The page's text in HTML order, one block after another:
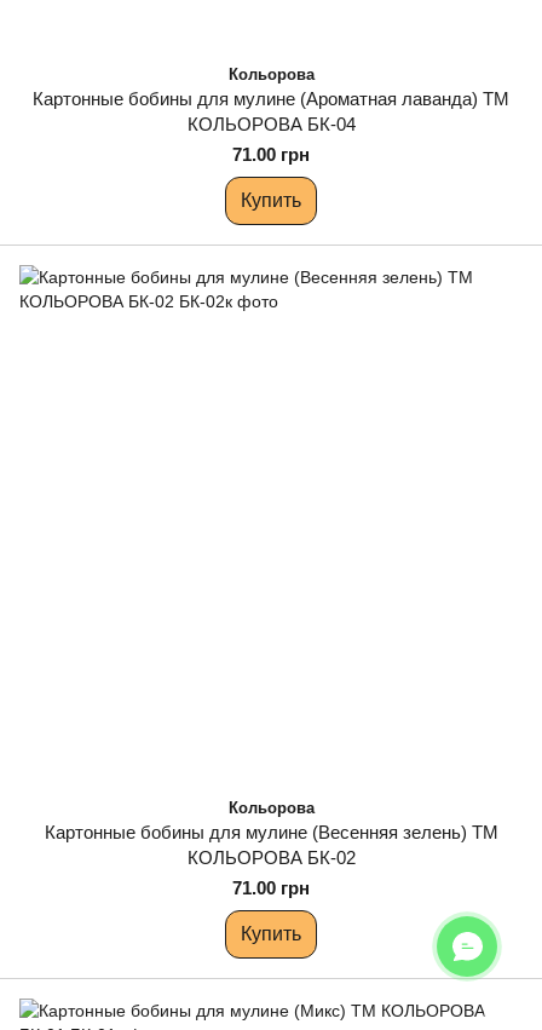
Кольорова
Картонные бобины для мулине (Ароматная лаванда) ТМ
КОЛЬОРОВА БК-04
71.00 грн
Купить
Кольорова
Картонные бобины для мулине (Весенняя зелень) ТМ
КОЛЬОРОВА БК-02
71.00 грн
Купить